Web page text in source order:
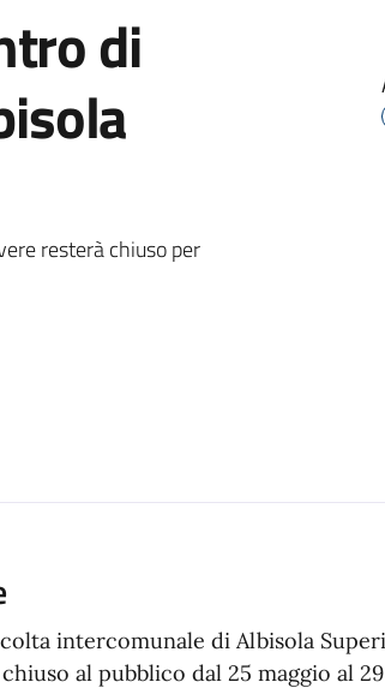
di
resterà chiuso per
intercomunale di Albisola
al pubblico dal 25 maggio al